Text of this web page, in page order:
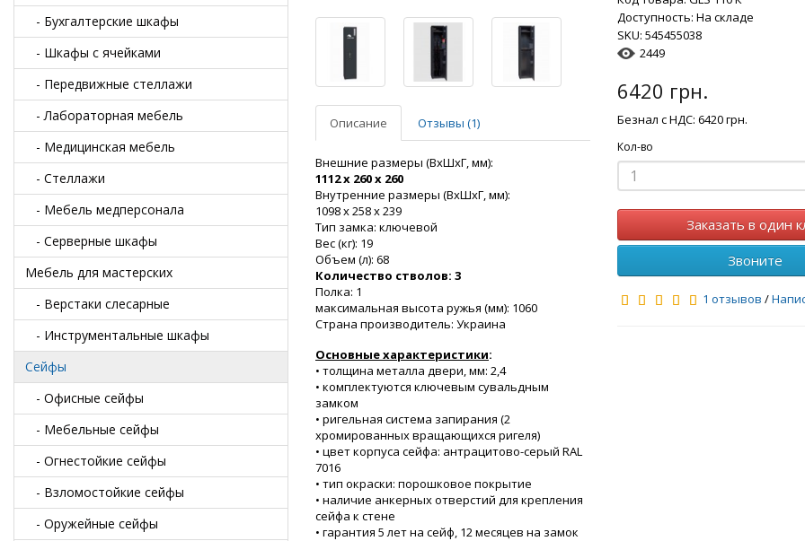
- Бухгалтерские шкафы
- Шкафы с ячейками
- Передвижные стеллажи
- Лабораторная мебель
- Медицинская мебель
- Стеллажи
- Мебель медперсонала
- Серверные шкафы
Мебель для мастерских
- Верстаки слесарные
- Инструментальные шкафы
Сейфы
- Офисные сейфы
- Мебельные сейфы
- Огнестойкие сейфы
- Взломостойкие сейфы
- Оружейные сейфы
Описание Отзывы (1)
Внешние размеры (ВхШхГ, мм):
1112 х 260 х 260
Внутренние размеры (ВхШхГ, мм):
1098 х 258 х 239
Тип замка: ключевой
Вес (кг): 19
Объем (л): 68
Количество стволов: 3
Полка: 1
максимальная высота ружья (мм): 1060
Страна производитель: Украина
Основные характеристики:
• толщина металла двери, мм: 2,4
• комплектуются ключевым сувальдным
замком
• ригельная система запирания (2
хромированных вращающихся ригеля)
• цвет корпуса сейфа: антрацитово-серый RAL
7016
• тип окраски: порошковое покрытие
• наличие анкерных отверстий для крепления
сейфа к стене
• гарантия 5 лет на сейф, 12 месяцев на замок
Доступность: На складе
SKU: 545455038
2449
6420 грн.
Безнал с НДС: 6420 грн.
Кол-во
Заказать в один
Звоните
1 отзывов /